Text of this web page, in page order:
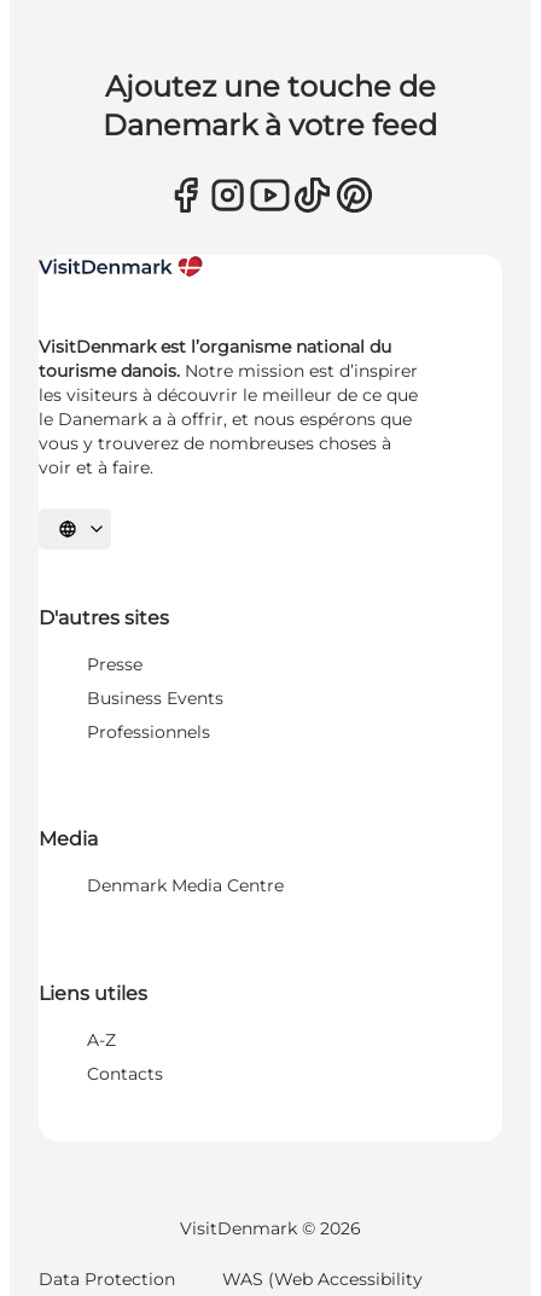
Ajoutez une touche de
Danemark à votre feed
VisitDenmark est l’organisme national du
tourisme danois. Notre mission est d’inspirer
les visiteurs à découvrir le meilleur de ce que
le Danemark a à offrir, et nous espérons que
vous y trouverez de nombreuses choses à
voir et à faire.
Choisissez la langue
D'autres sites
Presse
Business Events
Professionnels
Media
Denmark Media Centre
Liens utiles
A-Z
Contacts
VisitDenmark © 2026
Data Protection
WAS (Web Accessibility